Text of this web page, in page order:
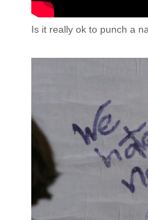
Is it really ok to punch a